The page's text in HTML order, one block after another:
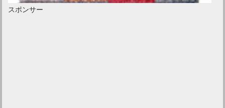
スポンサー